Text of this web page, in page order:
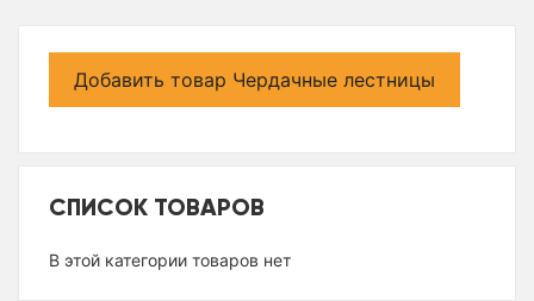
Добавить товар Чердачные лестницы
СПИСОК ТОВАРОВ
В этой категории товаров нет